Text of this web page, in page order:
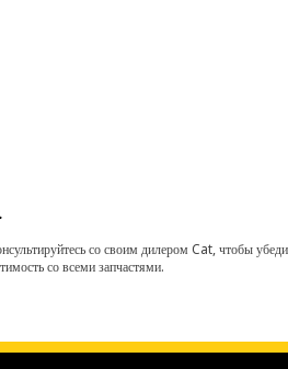
со своим дилером Cat, чтобы
со всеми запчастями.